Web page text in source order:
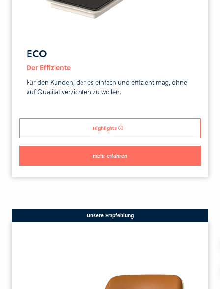
ECO
Der Effiziente
Für den Kunden, der es einfach und effizient mag, ohne
auf Qualität verzichten zu wollen.
Highlights
mehr erfahren
Unsere Empfehlung